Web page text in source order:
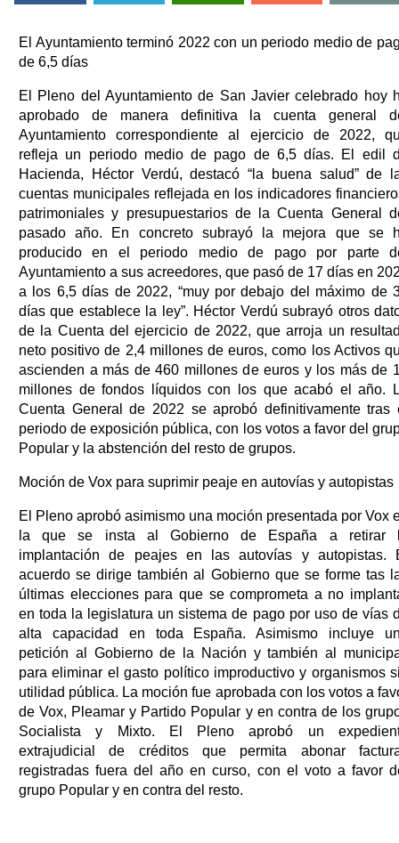
El Ayuntamiento terminó 2022 con un periodo medio de
de 6,5 días
El Pleno del Ayuntamiento de San Javier celebrado hoy
aprobado de manera definitiva la cuenta general
Ayuntamiento correspondiente al ejercicio de 2022,
refleja un periodo medio de pago de 6,5 días. El edil
Hacienda, Héctor Verdú, destacó “la buena salud” de
cuentas municipales reflejada en los indicadores
patrimoniales y presupuestarios de la Cuenta General
pasado año. En concreto subrayó la mejora que se
producido en el periodo medio de pago por parte
Ayuntamiento a sus acreedores, que pasó de 17 días en
a los 6,5 días de 2022, “muy por debajo del máximo de
días que establece la ley”. Héctor Verdú subrayó otros
de la Cuenta del ejercicio de 2022, que arroja un
neto positivo de 2,4 millones de euros, como los Activos
ascienden a más de 460 millones de euros y los más de
millones de fondos líquidos con los que acabó el año.
Cuenta General de 2022 se aprobó definitivamente tras
periodo de exposición pública, con los votos a favor del
Popular y la abstención del resto de grupos.
Moción de Vox para suprimir peaje en autovías y autopistas
El Pleno aprobó asimismo una moción presentada por Vox
la que se insta al Gobierno de España a retirar
implantación de peajes en las autovías y autopistas.
acuerdo se dirige también al Gobierno que se forme tas
últimas elecciones para que se comprometa a no
en toda la legislatura un sistema de pago por uso de vías
alta capacidad en toda España. Asimismo incluye
petición al Gobierno de la Nación y también al
para eliminar el gasto político improductivo y organismos
utilidad pública. La moción fue aprobada con los votos a
de Vox, Pleamar y Partido Popular y en contra de los
Socialista y Mixto. El Pleno aprobó un
extrajudicial de créditos que permita abonar
registradas fuera del año en curso, con el voto a favor
grupo Popular y en contra del resto.